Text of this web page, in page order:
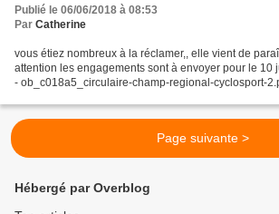
Publié le 06/06/2018 à 08:53
Par Catherine
vous étiez nombreux à la réclamer,, elle vient de
attention les engagements sont à envoyer pour le 10
- ob_c018a5_circulaire-champ-regional-cyclosport-
Page suivante >
Hébergé par Overblog